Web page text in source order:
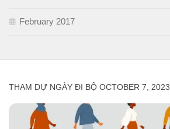
February 2017
THAM DỰ NGÀY ĐI BỘ OCTOBER 7, 2023